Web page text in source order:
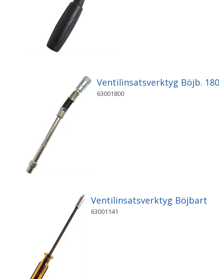
Ventilinsatsverktyg Böjb.
63001800
Ventilinsatsverktyg Böjbart
63001141